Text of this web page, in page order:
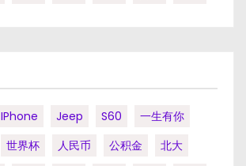
IPhone Jeep S60
一生有你
世界杯 人民币 公积金
北大